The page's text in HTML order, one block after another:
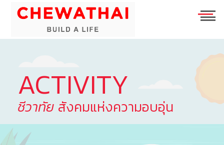
บ้าน
ชีวารมย์ นครอินทร์
ชีวาทัย ฮอลล์มาร์ค เอกมัย - รามอินทรา
ทาวน์โฮม
ACTIVITY
ชีวาทัย สังคมแห่งความอบอุ่น